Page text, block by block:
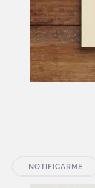
NOTIFICARME